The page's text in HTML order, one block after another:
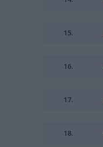
15.
16.
17.
18.